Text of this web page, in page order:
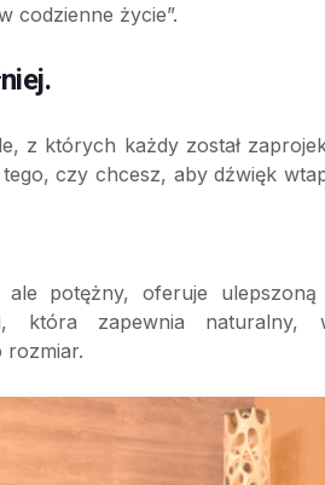
codzienne życie”.
z których każdy został
czy chcesz, aby dźwięk
potężny, oferuje ulepszoną
zapewnia naturalny,
rozmiar.